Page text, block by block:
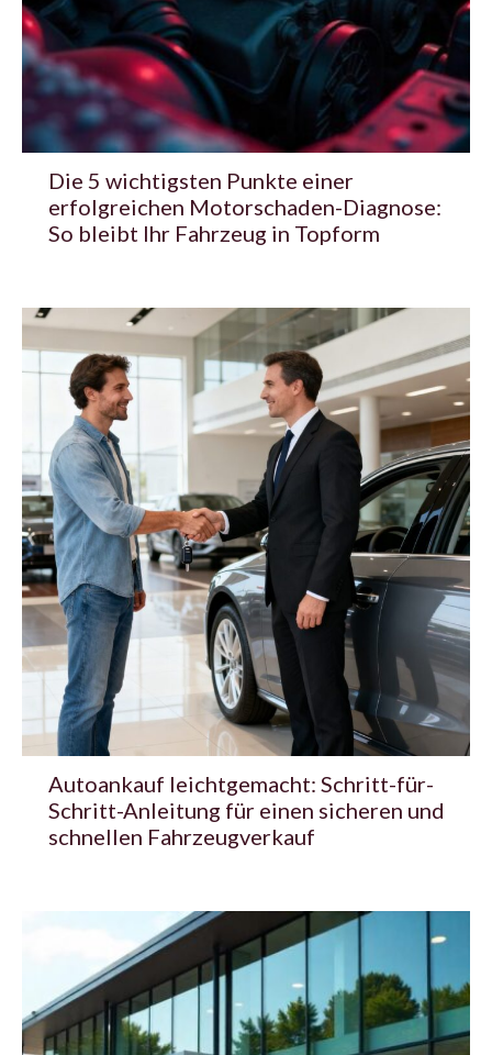
Die 5 wichtigsten Punkte einer
erfolgreichen Motorschaden-Diagnose:
So bleibt Ihr Fahrzeug in Topform
Autoankauf leichtgemacht: Schritt-für-
Schritt-Anleitung für einen sicheren und
schnellen Fahrzeugverkauf